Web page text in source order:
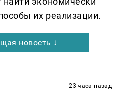
их реализации.
новость ↓
23 часа назад